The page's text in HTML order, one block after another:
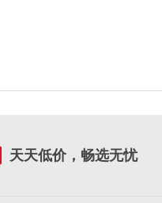
天天低价，畅选无忧